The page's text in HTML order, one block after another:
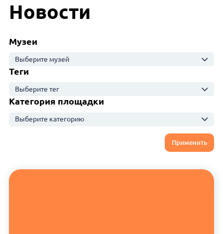
Новости
Музеи
Выберите музей
Теги
Выберите тег
Категория площадки
Выберите категорию
Применить